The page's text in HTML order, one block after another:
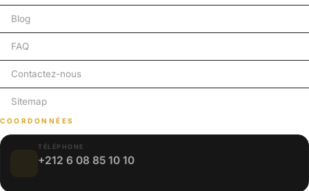
Blog
FAQ
Contactez-nous
Sitemap
COORDONNÉES
TÉLÉPHONE
+212 6 08 85 10 10